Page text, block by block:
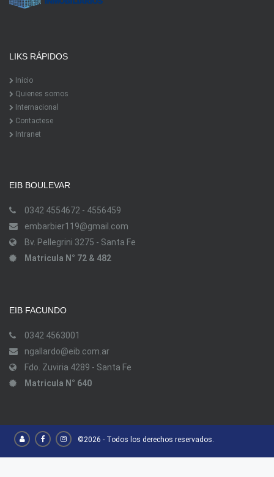
LIKS RÁPIDOS
Inicio
Quienes somos
Internacional
Contactese
Intranet
EIB BOULEVAR
0342 4554672 - 4556459
embarbier119@gmail.com
Bv. Pellegrini 3275 - Santa Fe
Matricula N° 72 & 482
EIB FACUNDO
0342 4563001
ngallardo@eib.com.ar
Fdo. Zuviria 4289 - Santa Fe
Matricula N° 640
©2026 - Todos los derechos reservados.